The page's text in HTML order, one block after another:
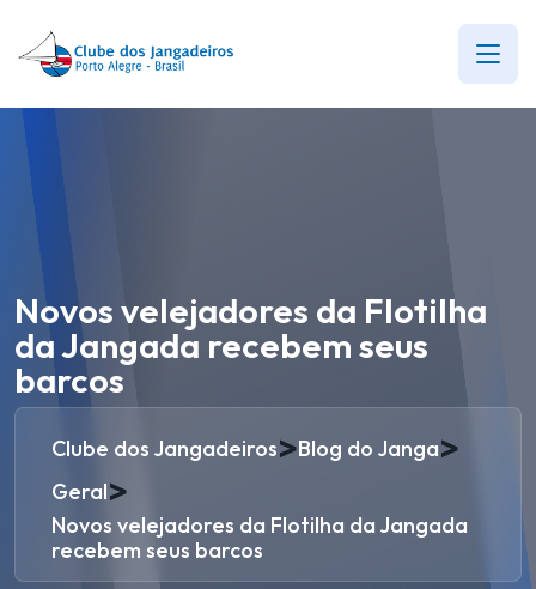
Novos velejadores da Flotilha
da Jangada recebem seus
barcos
Clube dos Jangadeiros>Blog do Janga>
Geral>
Novos velejadores da Flotilha da Jangada
recebem seus barcos